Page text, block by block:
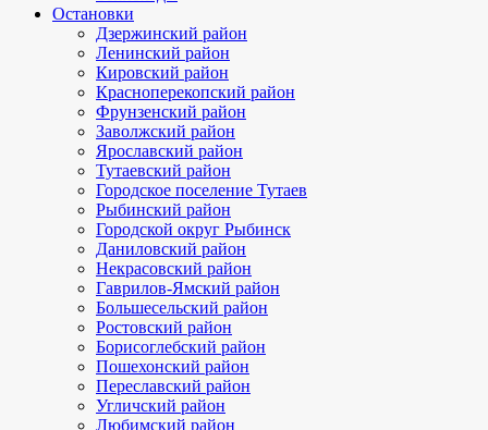
Остановки
Дзержинский район
Ленинский район
Кировский район
Красноперекопский район
Фрунзенский район
Заволжский район
Ярославский район
Тутаевский район
Городское поселение Тутаев
Рыбинский район
Городской округ Рыбинск
Даниловский район
Некрасовский район
Гаврилов-Ямский район
Большесельский район
Ростовский район
Борисоглебский район
Пошехонский район
Переславский район
Угличский район
Любимский район